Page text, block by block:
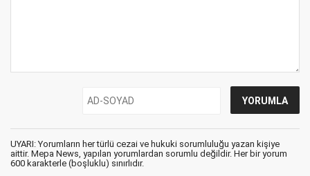
UYARI: Yorumların her türlü cezai ve hukuki sorumluluğu yazan kişiye
aittir. Mepa News, yapılan yorumlardan sorumlu değildir. Her bir yorum
600 karakterle (boşluklu) sınırlıdır.